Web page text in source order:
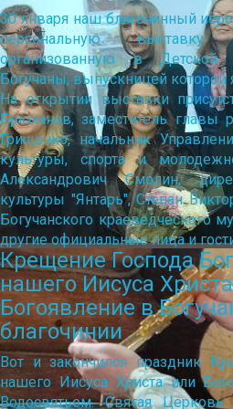
30 января наш благочинный
персональную выставку
организованную в
Богучаны, выпускницей которой
На открытии выставки
Брюханов, заместитель главы
Грищенко, начальник
культуры, спорта и
Александрович Смолин,
культуры "Янтарь", Степан
Богучанского краеведческого
другие официальные лица и
Крещение Господа
нашего Иисуса
Богоявление в
благочинии
Вот и закончился праздник
нашего Иисуса Христа или
Водосвятьем. Святая